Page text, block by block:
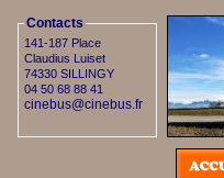
Contacts
141-187 Place
Claudius Luiset
74330 SILLINGY
04 50 68 88 41
cinebus@cinebus.fr